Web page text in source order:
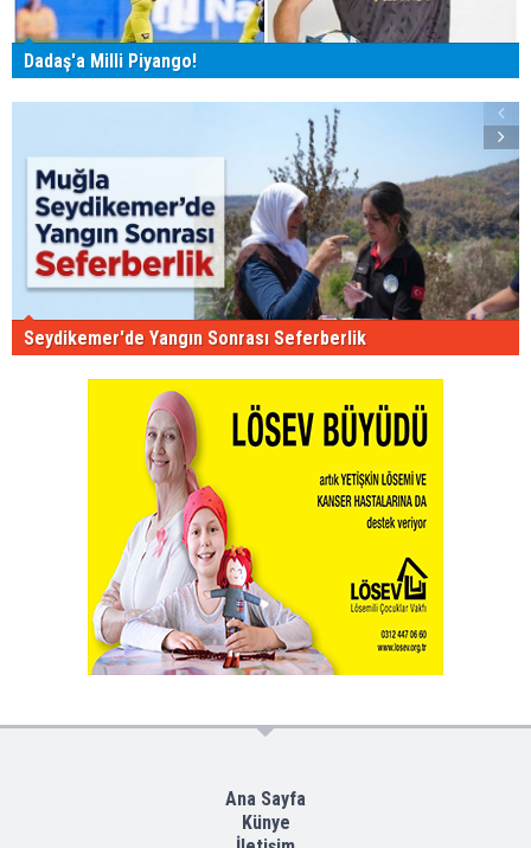
Dadaş'a Milli Piyango!
Seydikemer'de Yangın Sonrası Seferberlik
Ana Sayfa
Künye